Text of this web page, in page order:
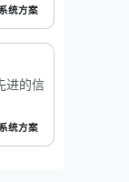
统方案
进的信
统方案